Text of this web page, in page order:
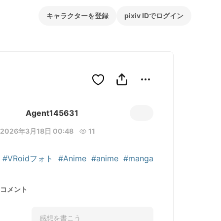
キャラクターを登録 pixiv IDでログイン
Agent145631
2026年3月18日 00:48 11
#VRoidフォト #Anime #anime #manga
コメント